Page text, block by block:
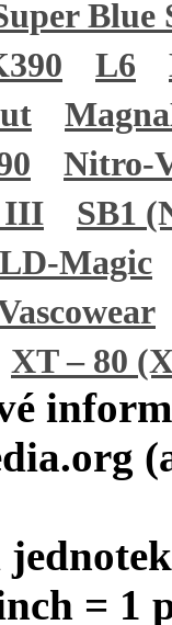
Blue
L6
Nitro-
III
SB1
Magic
XT – 80
= 1